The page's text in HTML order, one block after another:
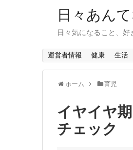
日々あん
日々気になること、
運営者情報 健康 生活
ホーム 育児
イヤイヤ
チェック